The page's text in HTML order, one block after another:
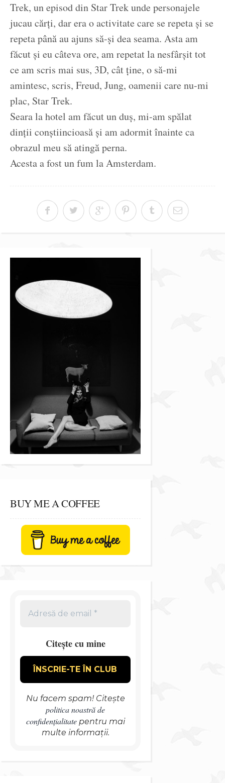
Trek, un episod din Star Trek unde personajele
jucau cărți, dar era o activitate care se repeta și se
repeta până au ajuns să-și dea seama. Asta am
făcut și eu câteva ore, am repetat la nesfârșit tot
ce am scris mai sus, 3D, cât ține, o să-mi
amintesc, scris, Freud, Jung, oamenii care nu-mi
plac, Star Trek.
Seara la hotel am făcut un duș, mi-am spălat
dinții conștiincioasă și am adormit înainte ca
obrazul meu să atingă perna.
Acesta a fost un fum la Amsterdam.
BUY ME A COFFEE
Citește cu mine
Nu facem spam! Citește
politica noastră de
confidențialitatepentru mai
multe informații.